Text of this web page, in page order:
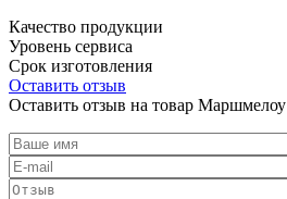
Качество продукции
Уровень сервиса
Срок изготовления
Оставить отзыв
Оставить отзыв на товар Маршмелоу